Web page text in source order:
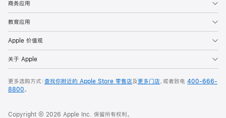
商务应用
教育应用
Apple 价值观
关于 Apple
更多选购方式：查找你附近的 Apple Store 零售店及更多门店，或者致电 400-666-
8800。
Copyright © 2026 Apple Inc. 保留所有权利。